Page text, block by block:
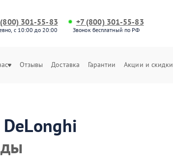
301-55-83
с 10:00 до 20:00
+7 (800) 301-55-83
Звонок бесплатный по РФ
Отзывы Доставка Гарантии Акции и скидки
DeLonghi